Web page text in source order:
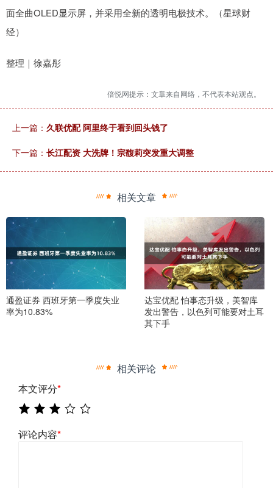
面全曲OLED显示屏，并采用全新的透明电极技术。（星球财
经）
整理｜徐嘉彤
倍悦网提示：文章来自网络，不代表本站观点。
上一篇： 久联优配 阿里终于看到回头钱了
下一篇： 长江配资 大洗牌！宗馥莉突发重大调整
相关文章
通盈证券 西班牙第一季度失业
率为10.83%
达宝优配 怕事态升级，美智库
发出警告，以色列可能要对土耳
其下手
相关评论
本文评分*
评论内容*